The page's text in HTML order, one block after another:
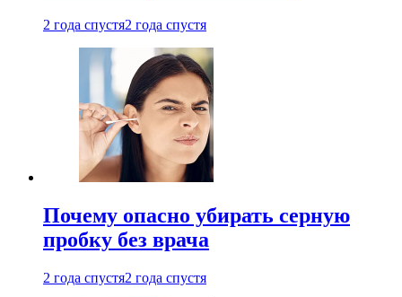
2 года спустя2 года спустя
Почему опасно убирать серную
пробку без врача
2 года спустя2 года спустя